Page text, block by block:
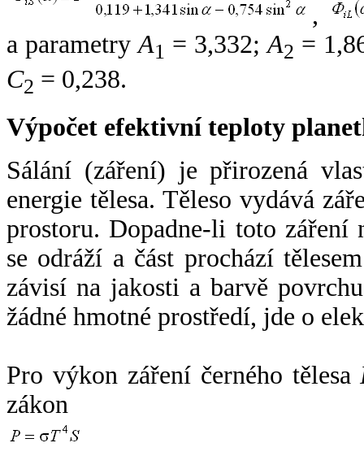
,
a parametryA1 = 3,332;A2 =
C2 = 0,238.
Výpočet efektivní teploty
Sálání (záření) je přirozená
energie tělesa. Těleso vydává
prostoru. Dopadne-li toto záření
se odráží a část prochází
závisí na jakosti a barvě
žádné hmotné prostředí, jde o
Pro výkon záření černého tělesa
zákon